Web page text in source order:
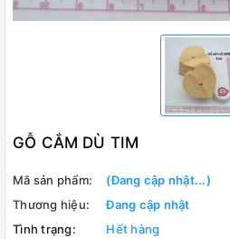
GỖ CẮM DÙ TIM
Mã sản phẩm:
(Đang cập nhật...)
Thương hiệu:
Đang cập nhật
Tình trạng:
Hết hàng